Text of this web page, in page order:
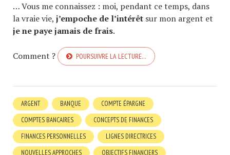
… Vous me connaissez : moi, pendant ce temps, dans
la vraie vie, j’empoche de l’intérêt sur mon argent et
je ne paye jamais de frais.
Comment ? POURSUIVRE LA LECTURE…
ARGENT BANQUE
COMPTE ÉPARGNE
COMPTES BANCAIRES
CONCEPTS DE FINANCES
FINANCES PERSONNELLES
LIGNES DIRECTRICES
NOUVELLES APPROCHES
OBJECTIFS FINANCIERS